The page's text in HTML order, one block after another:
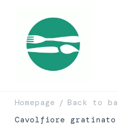
Homepage / Back to
Cavolfiore gratinato